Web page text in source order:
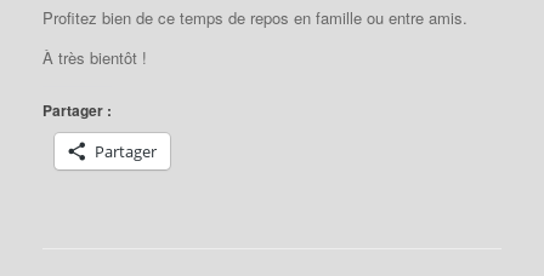
Profitez bien de ce temps de repos en famille ou entre amis.
À très bientôt !
Partager :
Partager